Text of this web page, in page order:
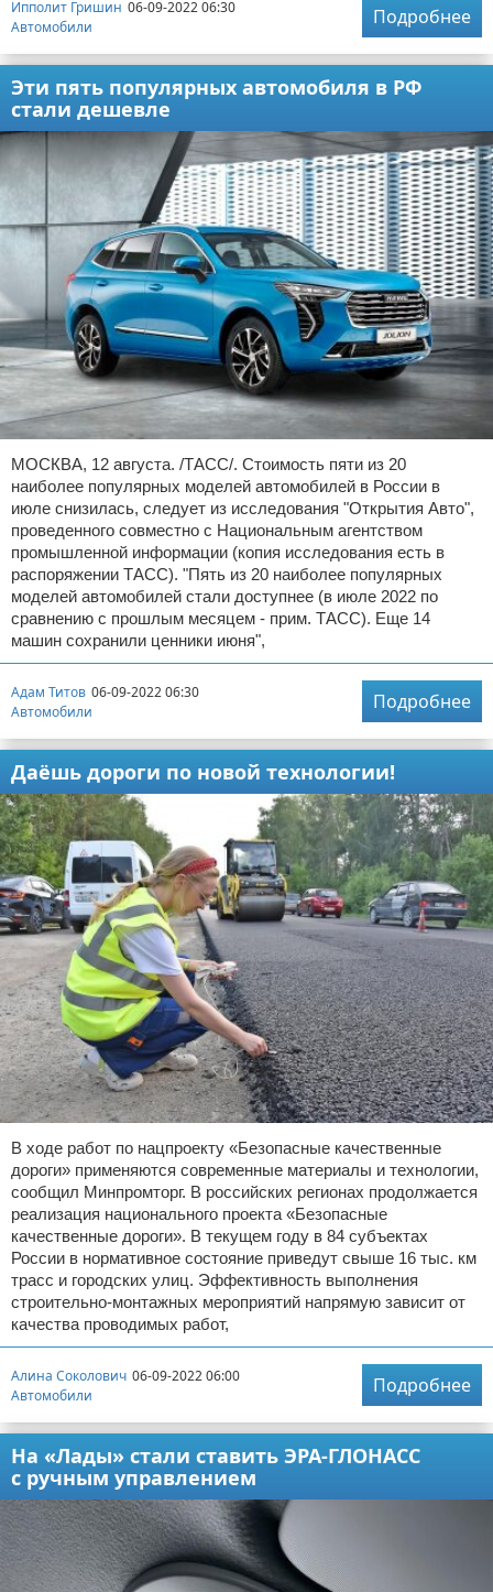
Ипполит Гришин 06-09-2022 06:30
Автомобили
Подробнее
Эти пять популярных автомобиля в РФ
стали дешевле
МОСКВА, 12 августа. /ТАСС/. Стоимость пяти из 20
наиболее популярных моделей автомобилей в России в
июле снизилась, следует из исследования "Открытия Авто",
проведенного совместно с Национальным агентством
промышленной информации (копия исследования есть в
распоряжении ТАСС). "Пять из 20 наиболее популярных
моделей автомобилей стали доступнее (в июле 2022 по
сравнению с прошлым месяцем - прим. ТАСС). Еще 14
машин сохранили ценники июня",
Адам Титов 06-09-2022 06:30
Автомобили
Подробнее
Даёшь дороги по новой технологии!
В ходе работ по нацпроекту «Безопасные качественные
дороги» применяются современные материалы и технологии,
сообщил Минпромторг. В российских регионах продолжается
реализация национального проекта «Безопасные
качественные дороги». В текущем году в 84 субъектах
России в нормативное состояние приведут свыше 16 тыс. км
трасс и городских улиц. Эффективность выполнения
строительно-монтажных мероприятий напрямую зависит от
качества проводимых работ,
Алина Соколович 06-09-2022 06:00
Автомобили
Подробнее
На «Лады» стали ставить ЭРА-ГЛОНАСС
с ручным управлением